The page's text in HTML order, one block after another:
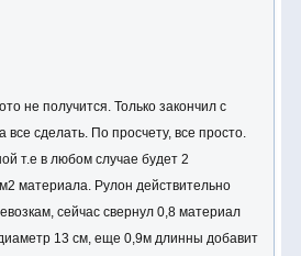
не получится. Только закончил с
сделать. По просчету, все просто.
т.е в любом случае будет 2
материала. Рулон действительно
сейчас свернул 0,8 материал
13 см, еще 0,9м длинны добавит